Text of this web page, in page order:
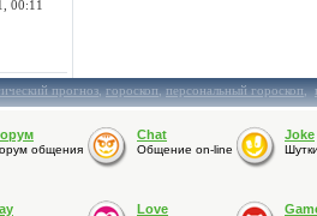
00:11
прогноз,гороскоп,персональный гороскоп,
общения
Chat
Общение on-line
Joke
Love